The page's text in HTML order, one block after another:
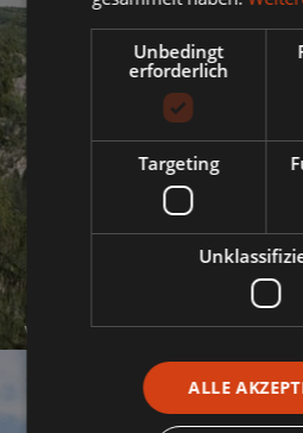
Unbedingt
erforderlich
Targeting
ALLE